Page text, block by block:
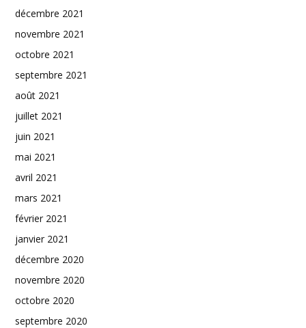
décembre 2021
novembre 2021
octobre 2021
septembre 2021
août 2021
juillet 2021
juin 2021
mai 2021
avril 2021
mars 2021
février 2021
janvier 2021
décembre 2020
novembre 2020
octobre 2020
septembre 2020